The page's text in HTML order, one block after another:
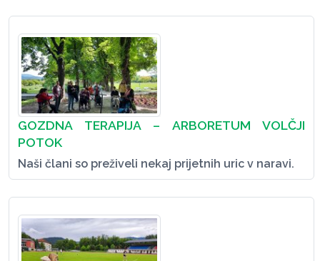
GOZDNA TERAPIJA – ARBORETUM VOLČJI
POTOK
Naši člani so preživeli nekaj prijetnih uric v naravi.